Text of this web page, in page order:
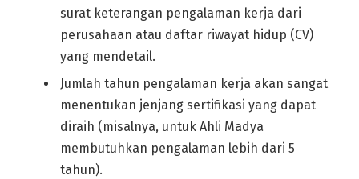
surat keterangan pengalaman kerja dari
perusahaan atau daftar riwayat hidup (CV)
yang mendetail.
Jumlah tahun pengalaman kerja akan sangat
menentukan jenjang sertifikasi yang dapat
diraih (misalnya, untuk Ahli Madya
membutuhkan pengalaman lebih dari 5
tahun).